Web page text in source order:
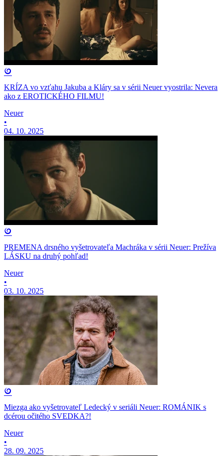
KRÍZA vo vzťahu Jakuba a Kláry sa v sérii Neuer vyostrila: Nevera
ako z EROTICKÉHO FILMU!
Neuer
•
04. 10. 2025
PREMENA drsného vyšetrovateľa Machráka v sérii Neuer: Prežíva
LÁSKU na druhý pohľad!
Neuer
•
03. 10. 2025
Miezga ako vyšetrovateľ Ledecký v seriáli Neuer: ROMÁNIK s
dcérou očitého SVEDKA?!
Neuer
•
28. 09. 2025